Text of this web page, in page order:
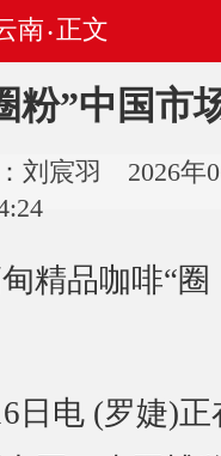
南 • 正文
粉”中国市
刘宸羽 2026年
品咖啡“圈
电 (罗婕)正